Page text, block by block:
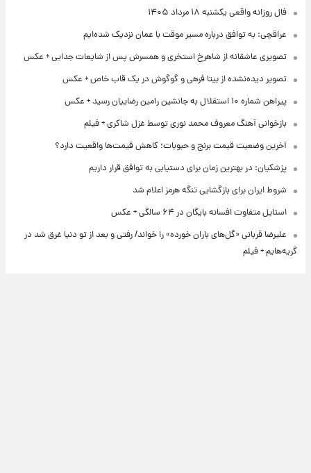
فال روزانه واقعی یکشنبه ۱۸ مرداد ۱۴۰۵
عراقچی: به توافق درباره مسیر موقت با عمان نزدیک شده‌ایم
تصویری عاشقانه از شاهرخ استخری و همسرش پس از شایعات جدایی + عکس
تصویر دیده‌نشده از بیتا فرهی و گوگوش در یک قاب خاص + عکس
پیراهن شماره ۱۰ استقلال به جانشین رامین رضاییان رسید + عکس
بازخوانی آهنگ معروف محمد نوری توسط غزل شاکری + فیلم
آخرین وضعیت قیمت برنج و حبوبات؛ کاهش قیمت‌ها واقعیت دارد؟
پزشکیان: در بهترین زمان برای دستیابی به توافق قرار داریم
شروط ایران برای بازگشایی تنگه هرمز اعلام شد
استایل متفاوت افسانه بایگان در ۶۴ سالگی + عکس
علیرضا قربانی «گل‌های باران خورده» را خواند/ رفتی و بعد از تو دنیا غرق شد در
گریه‌هایم + فیلم